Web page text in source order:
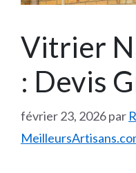
Vitrier
: Devis
février 23, 2026par